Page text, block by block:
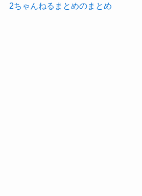
2ちゃんねるまとめのまとめ